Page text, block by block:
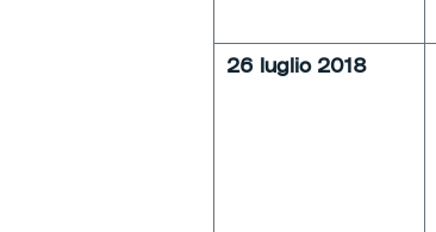
26 luglio 2018